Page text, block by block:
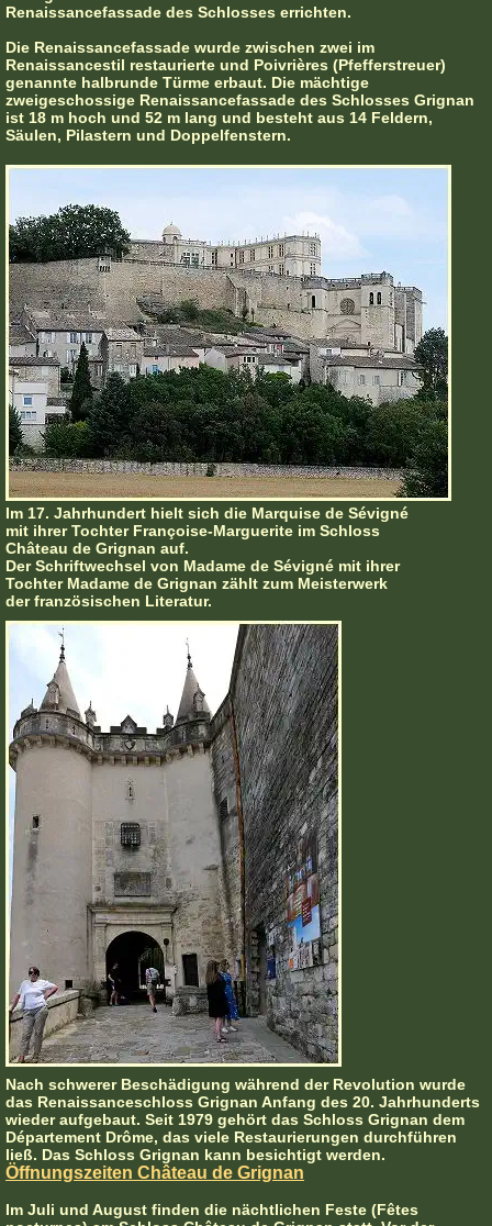
Renaissancefassade des Schlosses errichten.
Die Renaissancefassade wurde zwischen zwei im
Renaissancestil restaurierte und Poivrières (Pfefferstreuer)
genannte halbrunde Türme erbaut. Die mächtige
zweigeschossige Renaissancefassade des Schlosses Grignan
ist 18 m hoch und 52 m lang und besteht aus 14 Feldern,
Säulen, Pilastern und Doppelfenstern.
Im 17. Jahrhundert hielt sich die Marquise de Sévigné
mit ihrer Tochter Françoise-Marguerite im Schloss
Château de Grignan auf.
Der Schriftwechsel von Madame de Sévigné mit ihrer
Tochter Madame de Grignan zählt zum Meisterwerk
der französischen Literatur.
Nach schwerer Beschädigung während der Revolution wurde
das Renaissanceschloss Grignan Anfang des 20. Jahrhunderts
wieder aufgebaut. Seit 1979 gehört das Schloss Grignan dem
Département Drôme, das viele Restaurierungen durchführen
ließ. Das Schloss Grignan kann besichtigt werden.
Öffnungszeiten Château de Grignan
Im Juli und August finden die nächtlichen Feste (Fêtes